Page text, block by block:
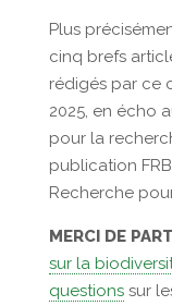
Plus
cinq brefs
rédigés par ce
2025, en écho
pour la
publication
Recherche
MERCI DE
sur la
questionssur